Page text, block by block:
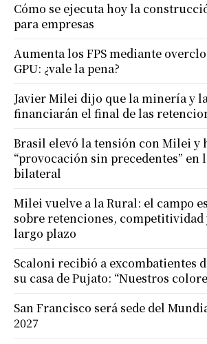
Cómo se ejecuta hoy la
para empresas
Aumenta los FPS mediante
GPU: ¿vale la pena?
Javier Milei dijo que la minería y
financiarán el final de las
Brasil elevó la tensión con Milei y
“provocación sin precedentes” en
bilateral
Milei vuelve a la Rural: el campo
sobre retenciones, competitividad
largo plazo
Scaloni recibió a excombatientes
su casa de Pujato: “Nuestros
San Francisco será sede del
2027